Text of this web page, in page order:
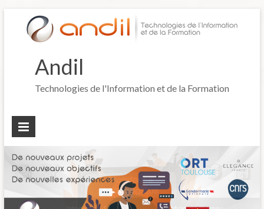
Andil
Technologies de l'Information et de la Formation